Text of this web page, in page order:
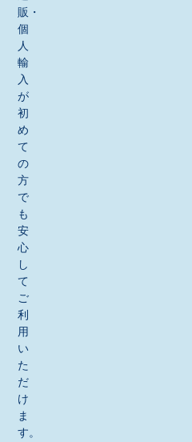
販・
個
人
輸
入
が
初
め
て
の
方
で
も
安
心
し
て
ご
利
用
い
た
だ
け
ま
す。